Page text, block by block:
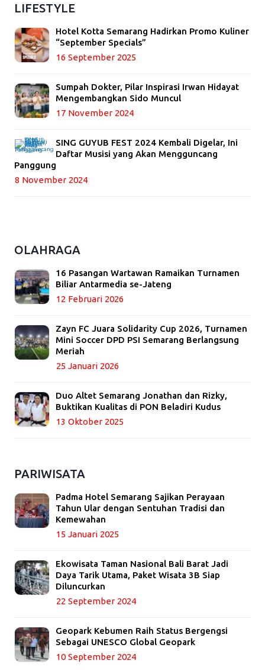
LIFESTYLE
Hotel Kotta Semarang Hadirkan Promo Kuliner
“September Specials”
16 September 2025
Sumpah Dokter, Pilar Inspirasi Irwan Hidayat
Mengembangkan Sido Muncul
17 November 2024
SING GUYUB FEST 2024 Kembali Digelar, Ini
Daftar Musisi yang Akan Mengguncang
Panggung
8 November 2024
OLAHRAGA
16 Pasangan Wartawan Ramaikan Turnamen
Biliar Antarmedia se-Jateng
12 Februari 2026
Zayn FC Juara Solidarity Cup 2026, Turnamen
Mini Soccer DPD PSI Semarang Berlangsung
Meriah
25 Januari 2026
Duo Altet Semarang Jonathan dan Rizky,
Buktikan Kualitas di PON Beladiri Kudus
13 Oktober 2025
PARIWISATA
Padma Hotel Semarang Sajikan Perayaan
Tahun Ular dengan Sentuhan Tradisi dan
Kemewahan
15 Januari 2025
Ekowisata Taman Nasional Bali Barat Jadi
Daya Tarik Utama, Paket Wisata 3B Siap
Diluncurkan
22 September 2024
Geopark Kebumen Raih Status Bergengsi
Sebagai UNESCO Global Geopark
10 September 2024